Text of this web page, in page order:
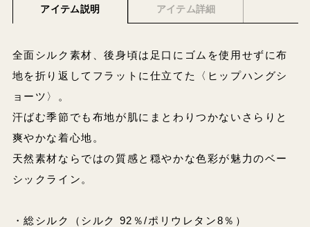
アイテム説明 アイテム詳細
全面シルク素材、後身頃は足口にゴムを使用せずに布
地を折り返してフラットに仕立てた〈ヒップハングシ
ョーツ〉。
汗ばむ季節でも布地が肌にまとわりつかないさらりと
爽やかな着心地。
天然素材ならではの質感と穏やかな色彩が魅力のベー
シックライン。
・総シルク（シルク 92％/ポリウレタン8％）